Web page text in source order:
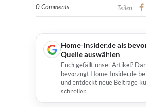
0 Comments Teilen
Home-Insider.de als
Quelle auswählen
Euch gefällt unser Artikel?
bevorzugt Home-Insider.de
und entdeckt neue Beiträge
schneller.